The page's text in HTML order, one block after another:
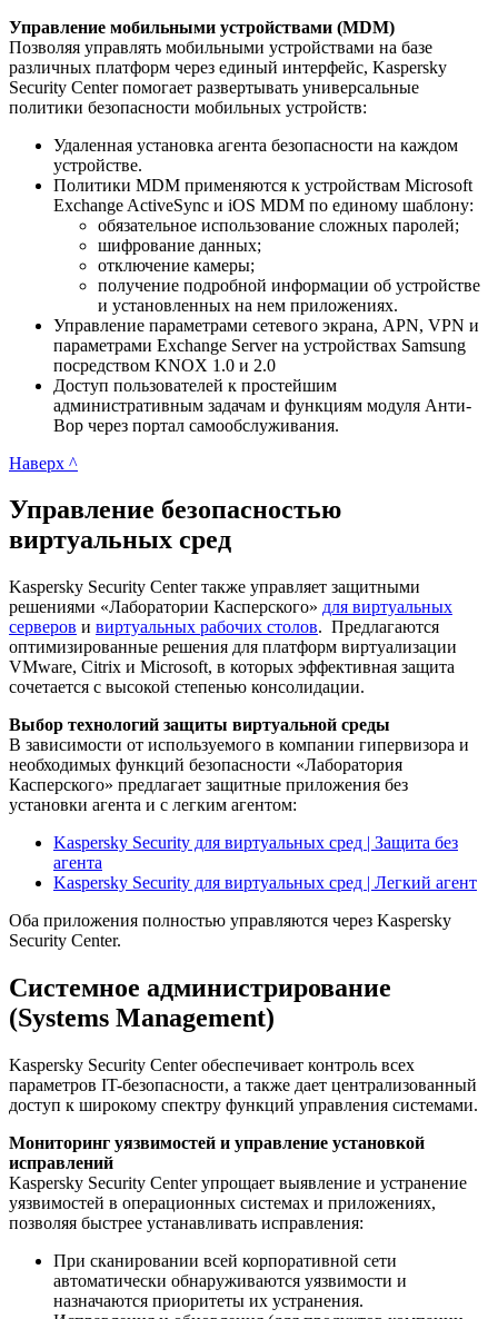
Управление мобильными устройствами (MDM)
Позволяя управлять мобильными устройствами на базе
различных платформ через единый интерфейс, Kaspersky
Security Center помогает развертывать универсальные
политики безопасности мобильных устройств:
Удаленная установка агента безопасности на каждом
устройстве.
Политики MDM применяются к устройствам Microsoft
Exchange ActiveSync и iOS MDM по единому шаблону:
обязательное использование сложных паролей;
шифрование данных;
отключение камеры;
получение подробной информации об устройстве
и установленных на нем приложениях.
Управление параметрами сетевого экрана, APN, VPN и
параметрами Exchange Server на устройствах Samsung
посредством KNOX 1.0 и 2.0
Доступ пользователей к простейшим
административным задачам и функциям модуля Анти-
Вор через портал самообслуживания.
Наверх ^
Управление безопасностью
виртуальных сред
Kaspersky Security Center также управляет защитными
решениями «Лаборатории Касперского» для виртуальных
серверов и виртуальных рабочих столов. Предлагаются
оптимизированные решения для платформ виртуализации
VMware, Citrix и Microsoft, в которых эффективная защита
сочетается с высокой степенью консолидации.
Выбор технологий защиты виртуальной среды
В зависимости от используемого в компании гипервизора и
необходимых функций безопасности «Лаборатория
Касперского» предлагает защитные приложения без
установки агента и с легким агентом:
Kaspersky Security для виртуальных сред | Защита без
агента
Kaspersky Security для виртуальных сред | Легкий агент
Оба приложения полностью управляются через Kaspersky
Security Center.
Системное администрирование
(Systems Management)
Kaspersky Security Center обеспечивает контроль всех
параметров IT-безопасности, а также дает централизованный
доступ к широкому спектру функций управления системами.
Мониторинг уязвимостей и управление установкой
исправлений
Kaspersky Security Center упрощает выявление и устранение
уязвимостей в операционных системах и приложениях,
позволяя быстрее устанавливать исправления:
При сканировании всей корпоративной сети
автоматически обнаруживаются уязвимости и
назначаются приоритеты их устранения.